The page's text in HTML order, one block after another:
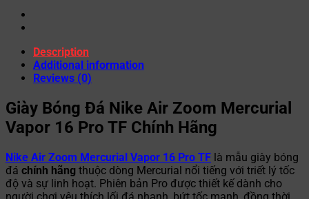
Description
Additional information
Reviews (0)
Giày Bóng Đá Nike Air Zoom Mercurial
Vapor 16 Pro TF Chính Hãng
Nike Air Zoom Mercurial Vapor 16 Pro TF là mẫu giày bóng
đá chính hãng thuộc dòng Mercurial nổi tiếng với triết lý tốc
độ và sự linh hoạt. Phiên bản Pro được thiết kế dành cho
người chơi yêu thích lối đá nhanh, bứt tốc mạnh, đồng thời